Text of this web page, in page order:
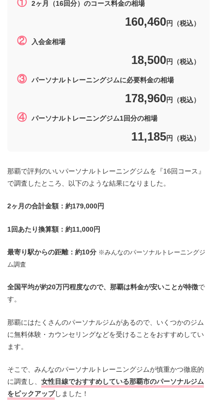
① 2ヶ月（16回分）のコース料金の相場
160,460円（税込）
② 入会金相場
18,500円（税込）
③ パーソナルトレーニングジムに必要料金の相場
178,960円（税込）
④ パーソナルトレーニングジム1回分の相場
11,185円（税込）
那覇で評判のいいパーソナルトレーニングジムを『16回コース』
で調査したところ、以下のような結果になりました。
2ヶ月の合計金額：約179,000円
1回あたり換算額：約11,000円
最寄り駅からの距離：約10分 ※みんなのパーソナルトレーニングジ
ム調査
全国平均が約20万円程度なので、那覇は料金が安いことが特徴で
す。
那覇にはたくさんのパーソナルジムがあるので、いくつかのジム
に無料体験・カウンセリングなどを受けることをおすすめしてい
ます。
そこで、みんなのパーソナルトレーニングジムが慎重かつ徹底的
に調査し、 女性目線でおすすめしている那覇市のパーソナルジム
をピックアップしました！